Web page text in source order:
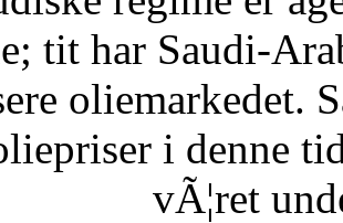
tit har Saudi-
oliemarkedet.
i denne
vÃ¦ret